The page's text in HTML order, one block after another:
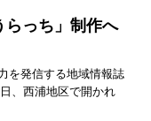
らっち」制作へ
を発信する地域情報誌
、西浦地区で開かれ